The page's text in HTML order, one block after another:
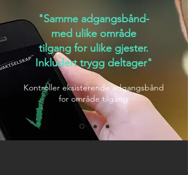
"Samme adgangsbånd-
med ulike område
tilgang for ulike gjester.
Inkludert trygg deltager"
Kontroller eksisterende adgangsbånd
for område tilgang